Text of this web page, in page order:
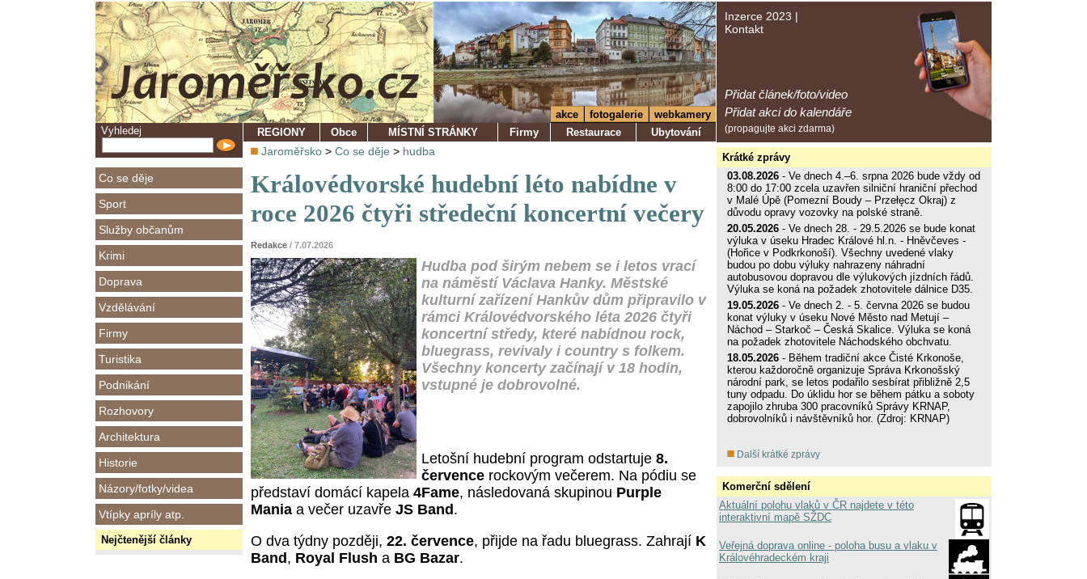
Vyhledej
Co se děje
Sport
Služby občanům
Krimi
Doprava
Vzdělávání
Firmy
Turistika
Podnikání
Rozhovory
Architektura
Historie
Názory/fotky/videa
Vtípky apríly atp.
Nejčtenější články
Inzerce 2023 |
Kontakt
Přidat článek/foto/video
Přidat akci do kalendáře
(propagujte akci zdarma)
akce fotogalerie
webkamery
REGIONY
Obce MÍSTNÍ STRÁNKY Firmy Restaurace Ubytování
Jaroměřsko > Co se děje > hudba
Královédvorské hudební léto nabídne v
roce 2026 čtyři středeční koncertní večery
Redakce / 7.07.2026
Hudba pod širým nebem se i letos vrací
na náměstí Václava Hanky. Městské
kulturní zařízení Hankův dům připravilo v
rámci Královédvorského léta 2026 čtyři
koncertní středy, které nabídnou rock,
bluegrass, revivaly i country s folkem.
Všechny koncerty začínají v 18 hodin,
vstupné je dobrovolné.
Letošní hudební program odstartuje 8.
července rockovým večerem. Na pódiu se
představí domácí kapela 4Fame, následovaná skupinou Purple
Mania a večer uzavře JS Band .
O dva týdny později, 22. července, přijde na řadu bluegrass. Zahrají K
Band , Royal Flush a BG Bazar.
Krátké zprávy
03.08.2026 - Ve dnech 4.–6. srpna 2026 bude vždy od
8:00 do 17:00 zcela uzavřen silniční hraniční přechod
v Malé Úpě (Pomezní Boudy – Przełęcz Okraj) z
důvodu opravy vozovky na polské straně.
20.05.2026 - Ve dnech 28. - 29.5.2026 se bude konat
výluka v úseku Hradec Králové hl.n. - Hněvčeves -
(Hořice v Podkrkonoší). Všechny uvedené vlaky
budou po dobu výluky nahrazeny náhradní
autobusovou dopravou dle výlukových jízdních řádů.
Výluka se koná na požadek zhotovitele dálnice D35.
19.05.2026 - Ve dnech 2. - 5. června 2026 se budou
konat výluky v úseku Nové Město nad Metují –
Náchod – Starkoč – Česká Skalice. Výluka se koná
na požadek zhotovitele Náchodského obchvatu.
18.05.2026 - Během tradiční akce Čisté Krkonoše,
kterou každoročně organizuje Správa Krkonošský
národní park, se letos podařilo sesbírat přibližně 2,5
tuny odpadu. Do úklidu hor se během pátku a soboty
zapojilo zhruba 300 pracovníků Správy KRNAP,
dobrovolníků i návštěvníků hor. (Zdroj: KRNAP)
Další krátké zprávy
Komerční sdělení
Aktuální polohu vlaků v ČR najdete v této
interaktivní mapě SŽDC
Veřejná doprava online - poloha busu a vlaku v
Královéhradeckém kraji